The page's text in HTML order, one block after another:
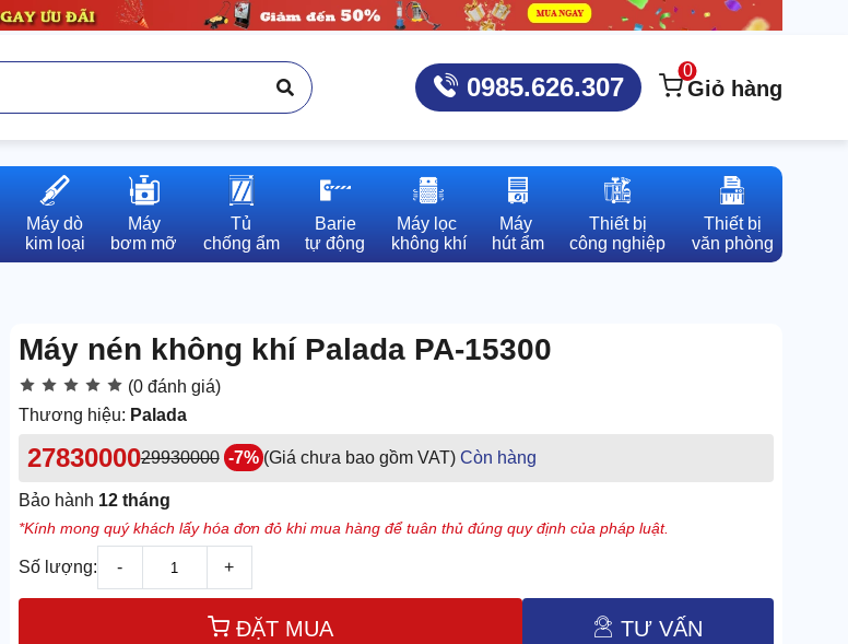
0985.626.307
0
Giỏ hàng
Máy dò
kim loại
Máy
bơm mỡ
Tủ
chống ẩm
Barie
tự động
Máy lọc
không khí
Máy
hút ẩm
Thiết bị
công nghiệp
Thiết bị
văn phòng
Máy nén không khí Palada PA-15300
(0 đánh giá)
Thương hiệu: Palada
2783000029930000 -7% (Giá chưa bao gồm VAT) Còn hàng
Bảo hành 12 tháng
*Kính mong quý khách lấy hóa đơn đỏ khi mua hàng để tuân thủ đúng quy định của pháp luật.
Số lượng: - +
ĐẶT MUA TƯ VẤN